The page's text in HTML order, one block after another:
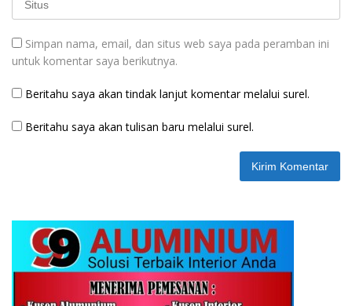
Simpan nama, email, dan situs web saya pada peramban ini
untuk komentar saya berikutnya.
Beritahu saya akan tindak lanjut komentar melalui surel.
Beritahu saya akan tulisan baru melalui surel.